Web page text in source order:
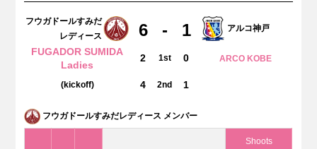
フウガドールすみだ
レディース
6 - 1 アルコ神戸
FUGADOR SUMIDA
Ladies
2 1st 0 ARCO KOBE
(kickoff) 4 2nd 1
フウガドールすみだレディース メンバー
Shoots